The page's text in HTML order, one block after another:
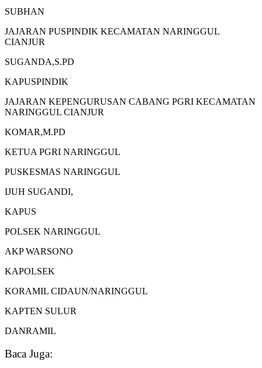
SUBHAN
JAJARAN PUSPINDIK KECAMATAN NARINGGUL
CIANJUR
SUGANDA,S.PD
KAPUSPINDIK
JAJARAN KEPENGURUSAN CABANG PGRI KECAMATAN
NARINGGUL CIANJUR
KOMAR,M.PD
KETUA PGRI NARINGGUL
PUSKESMAS NARINGGUL
IJUH SUGANDI,
KAPUS
POLSEK NARINGGUL
AKP WARSONO
KAPOLSEK
KORAMIL CIDAUN/NARINGGUL
KAPTEN SULUR
DANRAMIL
Baca Juga: